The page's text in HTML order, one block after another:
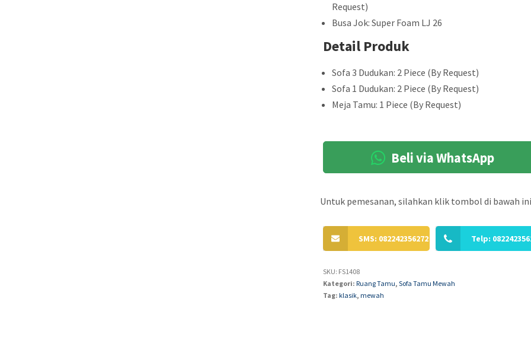
Request)
Busa Jok: Super Foam LJ 26
Detail Produk
Sofa 3 Dudukan: 2 Piece (By Request)
Sofa 1 Dudukan: 2 Piece (By Request)
Meja Tamu: 1 Piece (By Request)
Beli via WhatsApp
Untuk pemesanan, silahkan klik tombol di bawah
SMS: 082242356272 Telp:
SKU: FS1408
Kategori:Ruang Tamu,Sofa Tamu Mewah
Tag:klasik,mewah